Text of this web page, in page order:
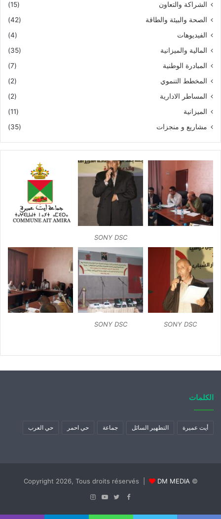
الشراكة والتعاون
(15)
الصحة والبيئة والطاقة
(42)
الفيديوهات
(4)
المالية والميزانية
(35)
المبادرة الوطنية
(7)
المخطط التنموي
(2)
المساطر الادارية
(2)
الميزانية
(11)
مشاريع و منجزات
(35)
SONY DSC
SONY DSC
SONY DSC
الكلمات
أيت عميرة التطهير السائل جماعة حي احمر حي العرب
© Copyright 2026, Tous droits réservés |
DM MEDIA
Facebook
Twitter
YouTube